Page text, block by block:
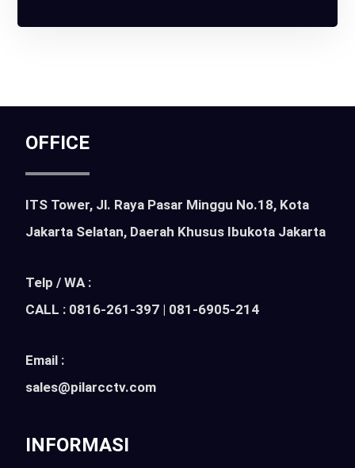
OFFICE
ITS Tower, Jl. Raya Pasar Minggu No.18, Kota
Jakarta Selatan, Daerah Khusus Ibukota Jakarta
Telp / WA :
CALL : 0816-261-397 | 081-6905-214
Email :
sales@pilarcctv.com
INFORMASI